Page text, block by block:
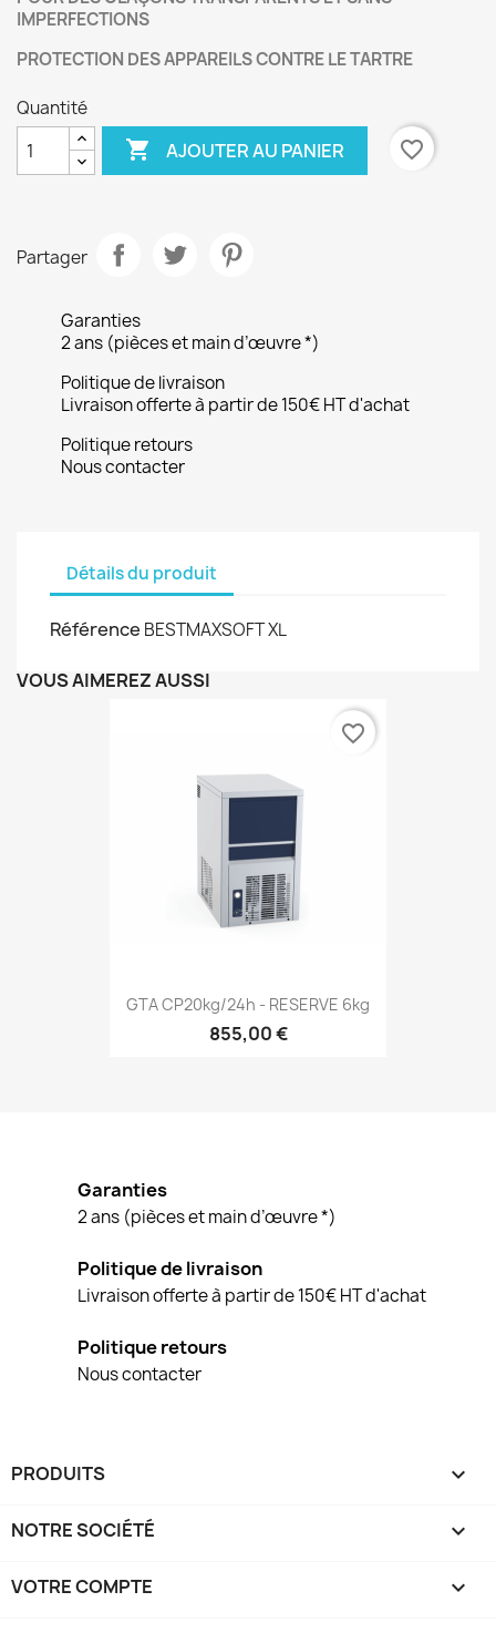
IMPERFECTIONS
PROTECTION DES APPAREILS CONTRE LE TARTRE
Quantité
 AJOUTER AU PANIER favorite_border
Partager
Garanties
2 ans (pièces et main d’œuvre *)
Politique de livraison
Livraison offerte à partir de 150€ HT d'achat
Politique retours
Nous contacter
Détails du produit
Référence BESTMAXSOFT XL
VOUS AIMEREZ AUSSI
GTA CP20kg/24h - RESERVE 6kg
855,00 €
favorite_border
Garanties
2 ans (pièces et main d’œuvre *)
Politique de livraison
Livraison offerte à partir de 150€ HT d'achat
Politique retours
Nous contacter
PRODUITS 
NOTRE SOCIÉTÉ 
VOTRE COMPTE 